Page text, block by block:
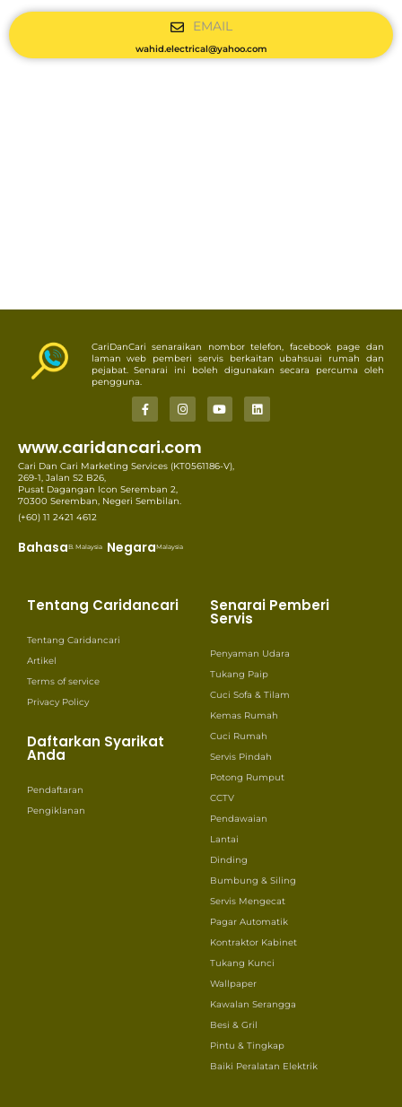
EMAIL
wahid.electrical@yahoo.com
CariDanCari senaraikan nombor telefon, facebook page dan
laman web pemberi servis berkaitan ubahsuai rumah dan
pejabat. Senarai ini boleh digunakan secara percuma oleh
pengguna.
www.caridancari.com
Cari Dan Cari Marketing Services (KT0561186-V),
269-1, Jalan S2 B26,
Pusat Dagangan Icon Seremban 2,
70300 Seremban, Negeri Sembilan.
(+60) 11 2421 4612
BahasaB. Malaysia NegaraMalaysia
Tentang Caridancari
Tentang Caridancari
Artikel
Terms of service
Privacy Policy
Daftarkan Syarikat
Anda
Pendaftaran
Pengiklanan
Senarai Pemberi
Servis
Penyaman Udara
Tukang Paip
Cuci Sofa & Tilam
Kemas Rumah
Cuci Rumah
Servis Pindah
Potong Rumput
CCTV
Pendawaian
Lantai
Dinding
Bumbung & Siling
Servis Mengecat
Pagar Automatik
Kontraktor Kabinet
Tukang Kunci
Wallpaper
Kawalan Serangga
Besi & Gril
Pintu & Tingkap
Baiki Peralatan Elektrik